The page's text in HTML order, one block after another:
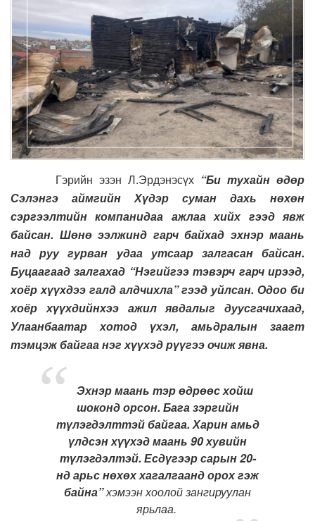
Гэрийн эзэн Л.Эрдэнэсүх “Би тухайн өдөр
Сэлэнгэ аймгийн Хүдэр суман дахь нөхөн
сэргээлтийн компанидаа ажлаа хийх гээд явж
байсан. Шөнө ээлжинд гарч байхад эхнэр маань
над руу гурван удаа утсаар залгасан байсан.
Буцаагаад залгахад “Нэгийгээ тэвэрч гарч ирээд,
хоёр хүүхдээ галд алдчихла” гээд уйлсан. Одоо би
хоёр хүүхдийнхээ ажил явдалыг дуусгачихаад,
Улаанбаатар хотод үхэл, амьдралын заагт
тэмцэж байгаа нэг хүүхэд рүүгээ очиж явна.
Эхнэр маань тэр өдрөөс хойш
шоконд орсон. Бага зэргийн
түлэгдэлттэй байгаа. Харин амьд
үлдсэн хүүхэд маань 90 хувийн
түлэгдэлтэй. Есдүгээр сарын 20-
нд арьс нөхөх хагалгаанд орох гэж
байна”хэмээн хоолой зангируулан
ярьлаа.